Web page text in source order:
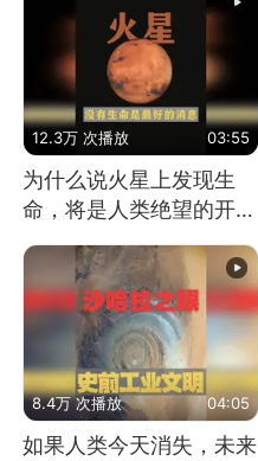
12.3万 次播放 03:55
为什么说火星上发现生
命，将是人类绝望的开
始？
8.4万 次播放 04:05
如果人类今天消失，未来